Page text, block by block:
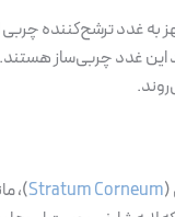
غدد ترشح‌کننده
این غدد چربی‌ساز
(
Stratum Corneum